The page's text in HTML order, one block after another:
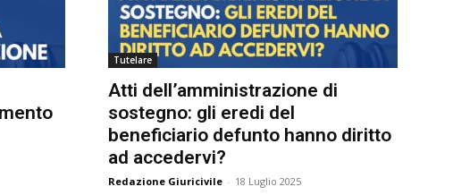
Tutelare
Atti dell’amministrazione di
sostegno: gli eredi del
beneficiario defunto hanno diritto
ad accedervi?
Redazione Giuricivile - 18 Luglio 2025